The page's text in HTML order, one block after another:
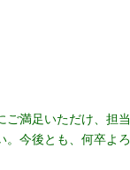
ご満足いただけ、担当
。今後とも、何卒よろ